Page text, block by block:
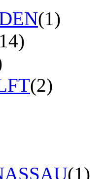
(1)
(2)
(1)